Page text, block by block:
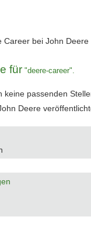
Career bei John Deere
für "deere-career".
keine passenden
Deere